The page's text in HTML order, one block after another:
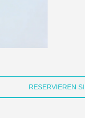
RESERVIEREN